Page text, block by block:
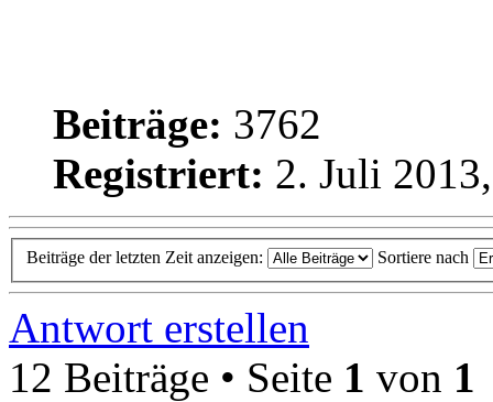
Beiträge: 3762
Registriert: 2. Juli
Beiträge der letzten Zeit anzeigen: Sortiere nach
Antwort erstellen
12 Beiträge • Seite 1 von 1